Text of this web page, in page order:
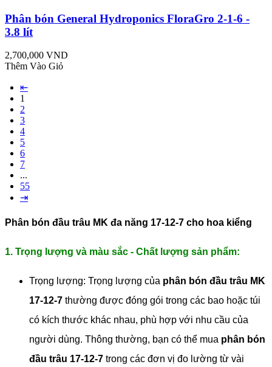
Phân bón General Hydroponics FloraGro 2-1-6 -
3.8 lít
2,700,000 VND
Thêm Vào Giỏ
⇤
1
2
3
4
5
6
7
...
55
⇥
Phân bón đầu trâu MK đa năng 17-12-7 cho hoa kiểng
1. Trọng lượng và màu sắc - Chất lượng sản phẩm:
Trọng lượng: Trọng lượng của phân bón đầu trâu MK
17-12-7 thường được đóng gói trong các bao hoặc túi
có kích thước khác nhau, phù hợp với nhu cầu của
người dùng. Thông thường, bạn có thể mua phân bón
đầu trâu 17-12-7 trong các đơn vị đo lường từ vài